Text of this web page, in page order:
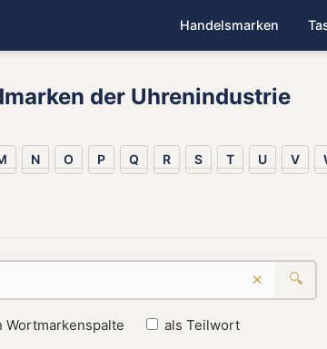
Handelsmarken
der Uhrenindustrie
N O P Q R S T U V
× 🔍
Wortmarkenspalte als Teilwort